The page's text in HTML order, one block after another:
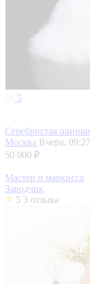
5
Серебристая
Москва Вчера, 09:27
50 000 ₽
Мастер и маркисса
Заводчик
5 3 отзыва